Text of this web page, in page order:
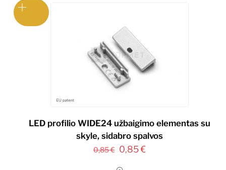
LED profilio WIDE24 užbaigimo elementas su
skyle, sidabro spalvos
0,85€ Original
0,85€Current